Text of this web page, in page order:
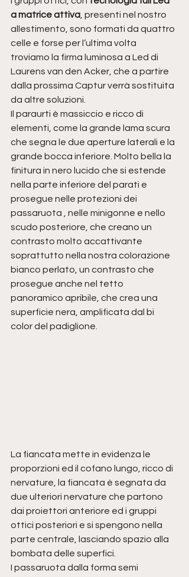
a matrice attiva , presenti nel nostro
allestimento, sono formati da quattro
celle e forse per l’ultima volta
troviamo la firma luminosa a Led di
Laurens van den Acker, che a partire
dalla prossima Captur verrà sostituita
da altre soluzioni.
Il paraurti è massiccio e ricco di
elementi, come la grande lama scura
che segna le due aperture laterali e la
grande bocca inferiore. Molto bella la
finitura in nero lucido che si estende
nella parte inferiore del parati e
prosegue nelle protezioni dei
passaruota , nelle minigonne e nello
scudo posteriore, che creano un
contrasto molto accattivante
soprattutto nella nostra colorazione
bianco perlato, un contrasto che
prosegue anche nel tetto
panoramico apribile, che crea una
superficie nera, amplificata dal bi
color del padiglione.
La fiancata mette in evidenza le
proporzioni ed il cofano lungo, ricco di
nervature, la fiancata è segnata da
due ulteriori nervature che partono
dai proiettori anteriore ed i gruppi
ottici posteriori e si spengono nella
parte centrale, lasciando spazio alla
bombata delle superfici.
I passaruota dalla forma semi